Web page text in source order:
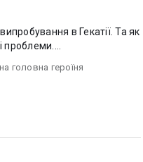
в Гекатії. Та як
головна героїня